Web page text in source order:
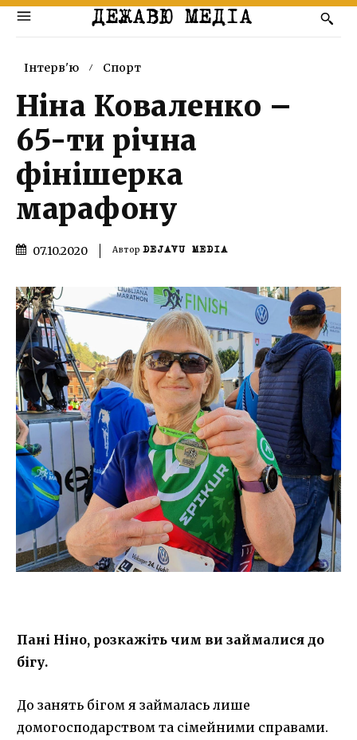
ДЕЖАВЮ МЕДІА
Інтерв'ю Спорт
Ніна Коваленко –
65-ти річна
фінішерка
марафону
07.10.2020 Автор DEJAVU MEDIA
Пані Ніно, розкажіть чим ви займалися до
бігу.
До занять бігом я займалась лише
домогосподарством та сімейними справами.